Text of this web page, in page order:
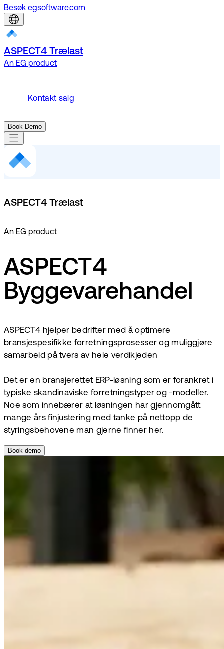
Besøk egsoftware.com
ASPECT4 Trælast
An EG product
Kontakt salg
Book Demo
ASPECT4 Trælast
An EG product
ASPECT4
Byggevarehandel
ASPECT4 hjelper bedrifter med å optimere
bransjespesifikke forretningsprosesser og muliggjøre
samarbeid på tvers av hele verdikjeden
Det er en bransjerettet ERP-løsning som er forankret i
typiske skandinaviske forretningstyper og -modeller.
Noe som innebærer at løsningen har gjennomgått
mange års finjustering med tanke på nettopp de
styringsbehovene man gjerne finner her.
Book demo